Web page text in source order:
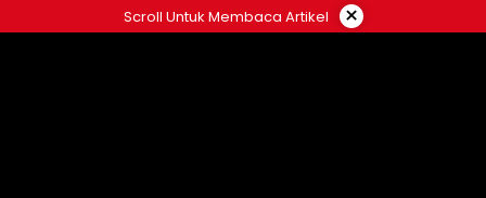
to
Scroll Untuk Membaca Artikel ×